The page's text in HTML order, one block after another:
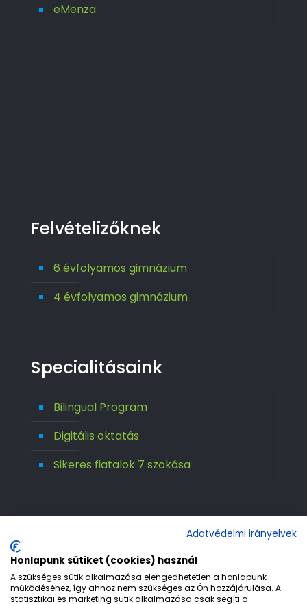
eMenza
Felvételizőknek
6 évfolyamos gimnázium
4 évfolyamos gimnázium
Specialitásaink
Bilingual Program
Digitális oktatás
Sikeres fiatalok 7 szokása
Adatvédelmi irányelvek
Honlapunk sütiket (cookies) használ
A szükséges sütik alkalmazása elengedhetetlen a honlapunk
működéséhez, így ahhoz nem szükséges az Ön hozzájárulása. A
statisztikai és marketing sütik alkalmazása csak segíti a